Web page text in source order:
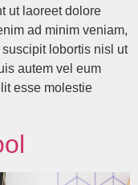
ut laoreet dolore
ad minim veniam,
lobortis nisl ut
autem vel eum
esse molestie